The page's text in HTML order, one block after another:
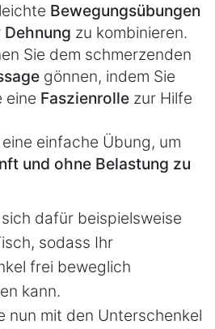
Bewegungsübungen
Dehnung zu kombinieren.
Sie dem schmerzenden
gönnen, indem Sie
eine Faszienrolle zur Hilfe
einfache Übung, um
und ohne Belastung zu
dafür beispielsweise
sodass Ihr
frei beweglich
kann.
nun mit den Unterschenkel